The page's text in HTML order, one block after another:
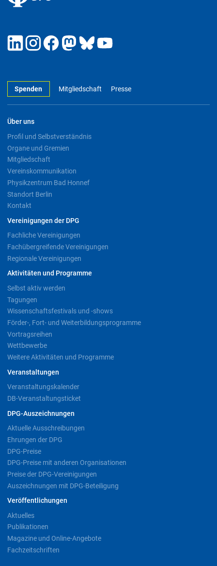
Spenden Mitgliedschaft Presse
Über uns
Profil und Selbstverständnis
Organe und Gremien
Mitgliedschaft
Vereinskommunikation
Physikzentrum Bad Honnef
Standort Berlin
Kontakt
Vereinigungen der DPG
Fachliche Vereinigungen
Fachübergreifende Vereinigungen
Regionale Vereinigungen
Aktivitäten und Programme
Selbst aktiv werden
Tagungen
Wissenschaftsfestivals und -shows
Förder-, Fort- und Weiterbildungsprogramme
Vortragsreihen
Wettbewerbe
Weitere Aktivitäten und Programme
Veranstaltungen
Veranstaltungskalender
DB-Veranstaltungsticket
DPG-Auszeichnungen
Aktuelle Ausschreibungen
Ehrungen der DPG
DPG-Preise
DPG-Preise mit anderen Organisationen
Preise der DPG-Vereinigungen
Auszeichnungen mit DPG-Beteiligung
Veröffentlichungen
Aktuelles
Publikationen
Magazine und Online-Angebote
Fachzeitschriften